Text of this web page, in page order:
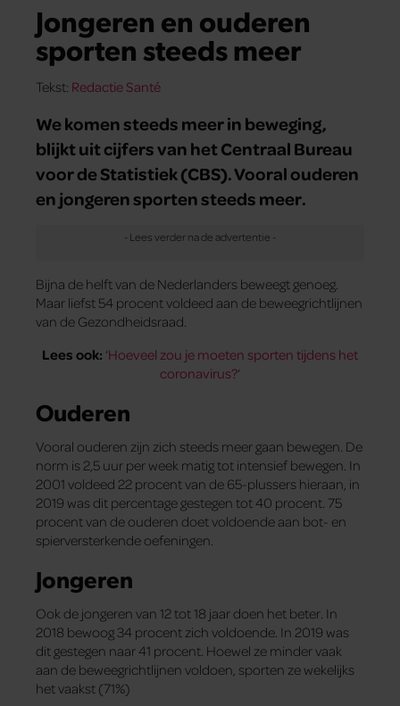
Jongeren en ouderen
sporten steeds meer
Tekst: Redactie Santé
We komen steeds meer in beweging,
blijkt uit cijfers van het Centraal Bureau
voor de Statistiek (CBS). Vooral ouderen
en jongeren sporten steeds meer.
Bijna de helft van de Nederlanders beweegt genoeg.
Maar liefst 54 procent voldeed aan de beweegrichtlijnen
van de Gezondheidsraad.
Lees ook: ‘Hoeveel zou je moeten sporten tijdens het
coronavirus?‘
Ouderen
Vooral ouderen zijn zich steeds meer gaan bewegen. De
norm is 2,5 uur per week matig tot intensief bewegen. In
2001 voldeed 22 procent van de 65-plussers hieraan, in
2019 was dit percentage gestegen tot 40 procent. 75
procent van de ouderen doet voldoende aan bot- en
spierversterkende oefeningen.
Jongeren
Ook de jongeren van 12 tot 18 jaar doen het beter. In
2018 bewoog 34 procent zich voldoende. In 2019 was
dit gestegen naar 41 procent. Hoewel ze minder vaak
aan de beweegrichtlijnen voldoen, sporten ze wekelijks
het vaakst (71%)